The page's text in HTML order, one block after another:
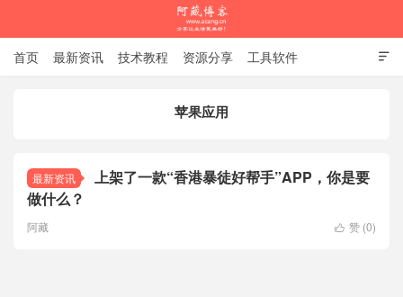

首页 最新资讯 技术教程 资源分享 工具软件
苹果应用
最新资讯
上架了一款“香港暴徒好帮手”APP，你是要
做什么？
 赞 (0)
阿藏